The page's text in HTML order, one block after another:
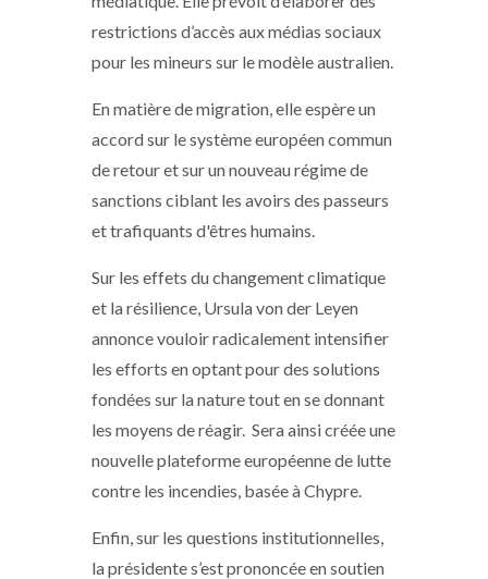
restrictions d’accès aux médias sociaux
pour les mineurs sur le modèle australien.
En matière de migration, elle espère un
accord sur le système européen commun
de retour et sur un nouveau régime de
sanctions ciblant les avoirs des passeurs
et trafiquants d'êtres humains.
Sur les effets du changement climatique
et la résilience, Ursula von der Leyen
annonce vouloir radicalement intensifier
les efforts en optant pour des solutions
fondées sur la nature tout en se donnant
les moyens de réagir. Sera ainsi créée une
nouvelle plateforme européenne de lutte
contre les incendies, basée à Chypre.
Enfin, sur les questions institutionnelles,
la présidente s’est prononcée en soutien